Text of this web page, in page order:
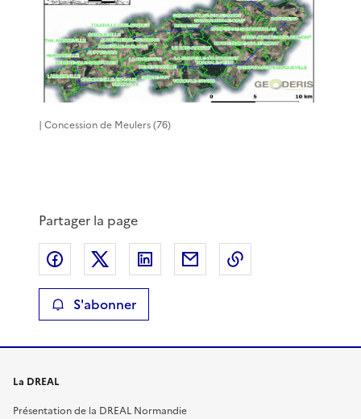
| Concession de Meulers (76)
Partager la page
Partager sur Facebook
Partager sur XPartager sur LinkedIn
Partager par email
S'abonner
La DREAL
Présentation de la DREAL Normandie